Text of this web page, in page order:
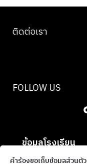
ข้อมูลโรงเรียน
ติดต่อเรา
FOLLOW US
คำร้องขอเก็บข้อมูลส่วนตัว